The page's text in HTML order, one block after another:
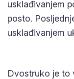
usklađivanjem
posto.
usklađivanjem
Dvostruko je to